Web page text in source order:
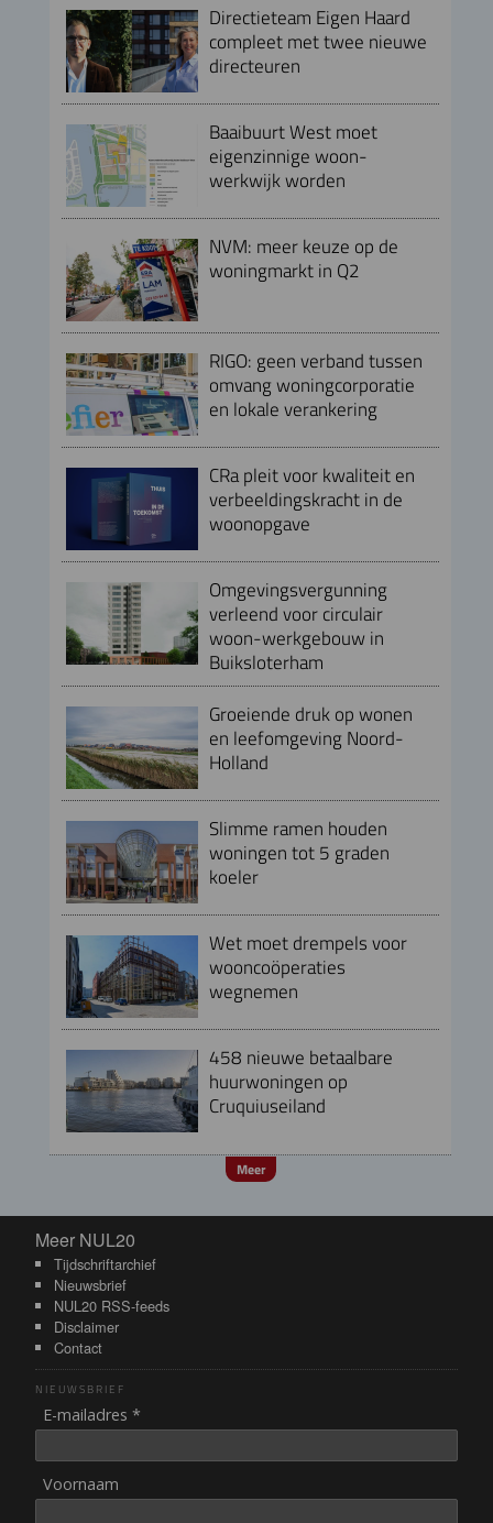
Directieteam Eigen Haard
compleet met twee nieuwe
directeuren
Baaibuurt West moet
eigenzinnige woon-
werkwijk worden
NVM: meer keuze op de
woningmarkt in Q2
RIGO: geen verband tussen
omvang woningcorporatie
en lokale verankering
CRa pleit voor kwaliteit en
verbeeldingskracht in de
woonopgave
Omgevingsvergunning
verleend voor circulair
woon-werkgebouw in
Buiksloterham
Groeiende druk op wonen
en leefomgeving Noord-
Holland
Slimme ramen houden
woningen tot 5 graden
koeler
Wet moet drempels voor
wooncoöperaties
wegnemen
458 nieuwe betaalbare
huurwoningen op
Cruquiuseiland
Meer
Meer NUL20
Meer NUL20
Tijdschriftarchief
Nieuwsbrief
NUL20 RSS-feeds
Disclaimer
Contact
NIEUWSBRIEF
E-mailadres *
Voornaam